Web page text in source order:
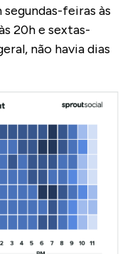
feiras às
20h e sextas-
não havia dias